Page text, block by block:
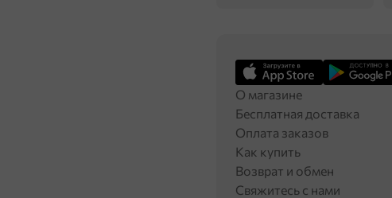
О магазине
Бесплатная доставка
Оплата заказов
Как купить
Возврат и обмен
Свяжитесь с нами